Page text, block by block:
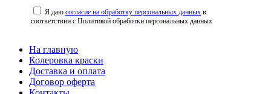
Я даюсогласие на обработку персональных данных в
соответствии с Политикой обработки персональных данных
На главную
Колеровка краски
Доставка и оплата
Договор оферта